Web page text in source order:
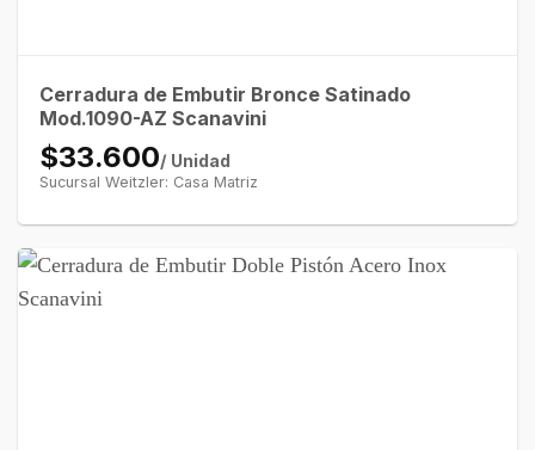
Cerradura de Embutir Bronce Satinado
Mod.1090-AZ Scanavini
$33.600/ Unidad
Sucursal Weitzler: Casa Matriz